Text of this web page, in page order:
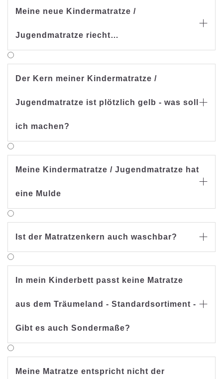
Meine neue Kindermatratze /
Jugendmatratze riecht…

Der Kern meiner Kindermatratze /
Jugendmatratze ist plötzlich gelb - was soll
ich machen?

Meine Kindermatratze / Jugendmatratze hat
eine Mulde

Ist der Matratzenkern auch waschbar? 
In mein Kinderbett passt keine Matratze
aus dem Träumeland - Standardsortiment -
Gibt es auch Sondermaße?

Meine Matratze entspricht nicht der